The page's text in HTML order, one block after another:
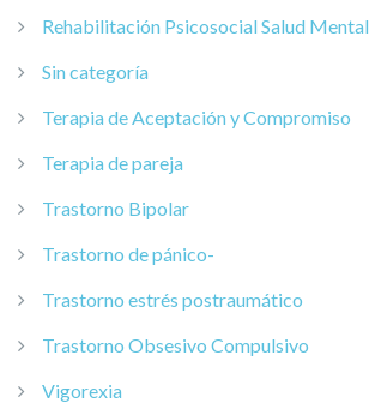
Rehabilitación Psicosocial Salud Mental
Sin categoría
Terapia de Aceptación y Compromiso
Terapia de pareja
Trastorno Bipolar
Trastorno de pánico-
Trastorno estrés postraumático
Trastorno Obsesivo Compulsivo
Vigorexia